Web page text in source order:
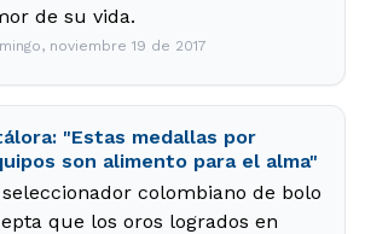
de su vida.
noviembre 19 de 2017
"Estas medallas por
son alimento para el alma"
seleccionador colombiano de bolo
que los oros logrados en